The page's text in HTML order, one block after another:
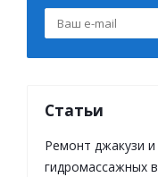
Статьи
Ремонт джакузи и
гидромассажных